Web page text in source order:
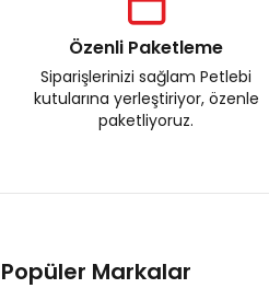
Özenli Paketleme
Siparişlerinizi sağlam Petlebi
kutularına yerleştiriyor, özenle
paketliyoruz.
Popüler Markalar